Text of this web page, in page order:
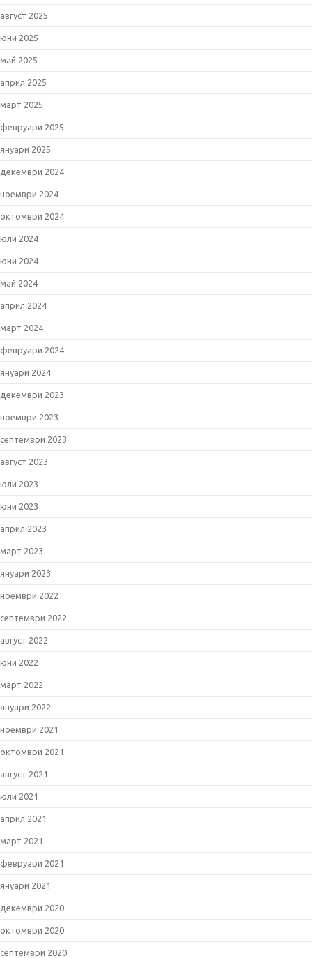
август 2025
юни 2025
май 2025
април 2025
март 2025
февруари 2025
януари 2025
декември 2024
ноември 2024
октомври 2024
юли 2024
юни 2024
май 2024
април 2024
март 2024
февруари 2024
януари 2024
декември 2023
ноември 2023
септември 2023
август 2023
юли 2023
юни 2023
април 2023
март 2023
януари 2023
ноември 2022
септември 2022
август 2022
юни 2022
март 2022
януари 2022
ноември 2021
октомври 2021
август 2021
юли 2021
април 2021
март 2021
февруари 2021
януари 2021
декември 2020
октомври 2020
септември 2020